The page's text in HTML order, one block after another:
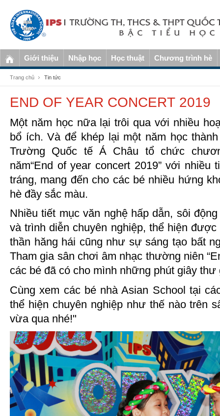
Giới thiệu Nhập học Học thuật Chương trình hè
Trang chủ Tin tức
END OF YEAR CONCERT 2019
Một năm học nữa lại trôi qua với nhiều
bổ ích. Và để khép lại một năm học
Trường Quốc tế Á Châu tổ chức
năm“End of year concert 2019” với nhiều
tráng, mang đến cho các bé nhiều hứng
hè đầy sắc màu.
Nhiều tiết mục văn nghệ hấp dẫn, sôi
và trình diễn chuyên nghiệp, thể hiện
thần hăng hái cũng như sự sáng tạo bất
Tham gia sân chơi âm nhạc thường niên
các bé đã có cho mình những phút giây
Cùng xem các bé nhà Asian School tại
thể hiện chuyên nghiệp như thế nào trên
vừa qua nhé!"